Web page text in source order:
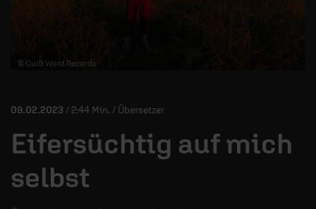
RADIO
DEINE APP
MITMACHEN
ÜBER UNS
© Curb Word Records
09.02.2023 / 2:44 Min. / Übersetzer
Eifersüchtig auf mich
selbst